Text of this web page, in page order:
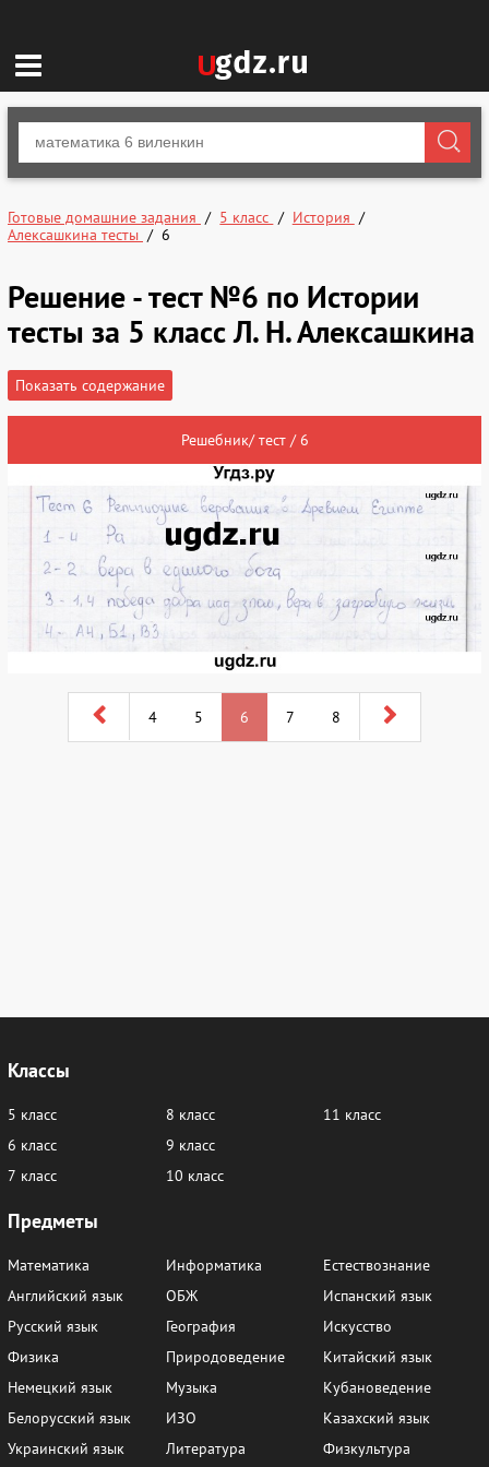
Готовые домашние задания 5 класс
История
Алексашкина тесты
6
Решение - тест №6 по Истории
тесты за 5 класс Л. Н. Алексашкина
Показать содержание
Решебник/ тест / 6
4 5 6 7 8
Классы
5 класс
6 класс
7 класс
8 класс
9 класс
10 класс
11 класс
Предметы
Математика
Английский язык
Русский язык
Физика
Немецкий язык
Белорусский язык
Украинский язык
Информатика
ОБЖ
География
Природоведение
Музыка
ИЗО
Литература
Естествознание
Испанский язык
Искусство
Китайский язык
Кубановедение
Казахский язык
Физкультура